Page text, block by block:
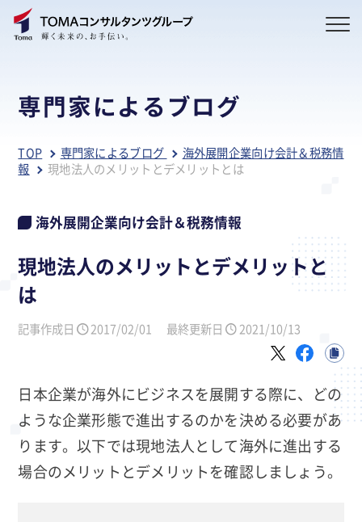
専門家によるブログ
TOP 専門家によるブログ
海外展開企業向け会計＆税務情
報
現地法人のメリットとデメリットとは
海外展開企業向け会計＆税務情報
現地法人のメリットとデメリットと
は
記事作成日 2017/02/01 最終更新日 2021/10/13
日本企業が海外にビジネスを展開する際に、どの
ような企業形態で進出するのかを決める必要があ
ります。以下では現地法人として海外に進出する
場合のメリットとデメリットを確認しましょう。